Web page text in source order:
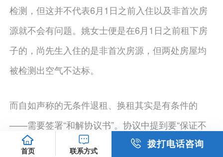
检测，但这并不代表6月1日之前入住以及非首次房
源就不会有问题。姚女士便是在6月1日之前租下房
子的，尚先生入住的是非首次房源，但两处房屋均
被检测出空气不达标。
而自如声称的无条件退租、换租其实是有条件的
——需要签署“和解协议书”。协议中提到要“保证不
得作出发表有损伤对方声誉的言论，双方均对本协
首页 联系方式
拨打电话咨询